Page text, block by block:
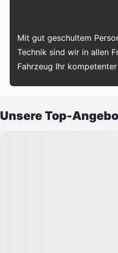
Mit gut geschultem
Technik sind wir in allen
Fahrzeug Ihr
Unsere Top-